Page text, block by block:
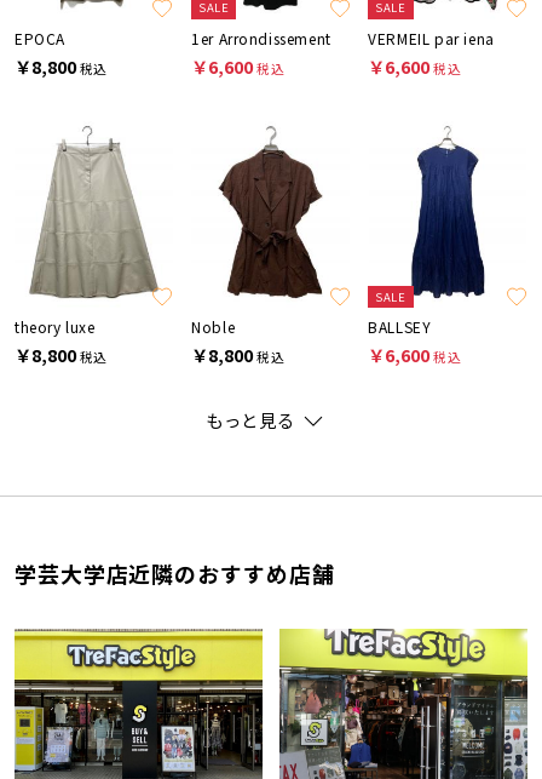
EPOCA
￥8,800税込
SALE
1er Arrondissement
￥6,600税込
SALE
VERMEIL par iena
￥6,600税込
theory luxe
￥8,800税込
Noble
￥8,800税込
SALE
BALLSEY
￥6,600税込
もっと見る
学芸大学店近隣のおすすめ店舗